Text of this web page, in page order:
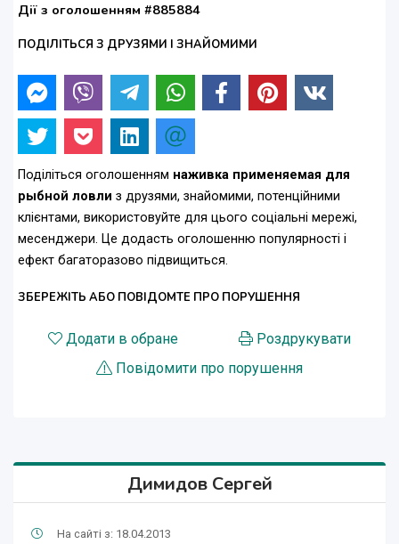
Дії з оголошенням #885884
ПОДІЛІТЬСЯ З ДРУЗЯМИ І ЗНАЙОМИМИ
Поділіться оголошенням наживка применяемая для
рыбной ловли з друзями, знайомими, потенційними
клієнтами, використовуйте для цього соціальні мережі,
месенджери. Це додасть оголошенню популярності і
ефект багаторазово підвищиться.
ЗБЕРЕЖІТЬ АБО ПОВІДОМТЕ ПРО ПОРУШЕННЯ
Додати в обране
Роздрукувати
Повідомити про порушення
Димидов Сергей
На сайті з: 18.04.2013